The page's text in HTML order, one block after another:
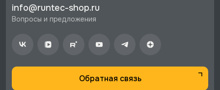
стоимости заказа.
info@runtec-shop.ru
Вопросы и предложения
Обратная связь